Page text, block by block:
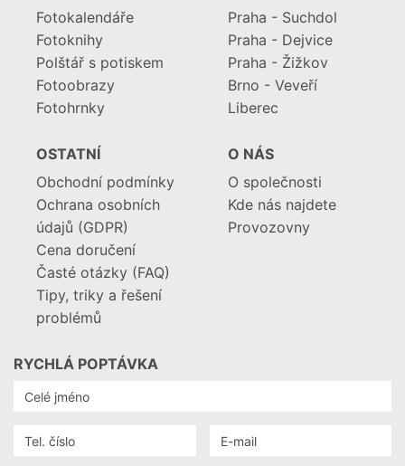
Fotokalendáře
Fotoknihy
Polštář s potiskem
Fotoobrazy
Fotohrnky
Praha - Suchdol
Praha - Dejvice
Praha - Žižkov
Brno - Veveří
Liberec
OSTATNÍ
Obchodní podmínky
Ochrana osobních
údajů (GDPR)
Cena doručení
Časté otázky (FAQ)
Tipy, triky a řešení
problémů
O NÁS
O společnosti
Kde nás najdete
Provozovny
RYCHLÁ POPTÁVKA